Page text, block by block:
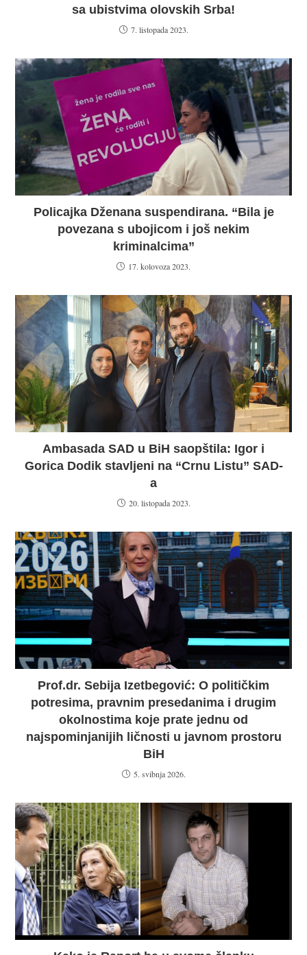
sa ubistvima olovskih Srba!
7. listopada 2023.
Policajka Dženana suspendirana. “Bila je
povezana s ubojicom i još nekim
kriminalcima”
17. kolovoza 2023.
Ambasada SAD u BiH saopštila: Igor i
Gorica Dodik stavljeni na “Crnu Listu” SAD-
a
20. listopada 2023.
Prof.dr. Sebija Izetbegović: O političkim
potresima, pravnim presedanima i drugim
okolnostima koje prate jednu od
najspominjanijih ličnosti u javnom prostoru
BiH
5. svibnja 2026.